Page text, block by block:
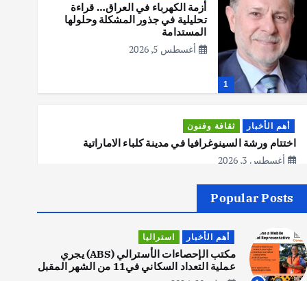
1
أزمة الكهرباء في العراق… قراءة
تحليلية في جذور المشكلة وحلولها
المستدامة
أغسطس 5, 2026
أهم الأخبار ثقافة وفنون
اختتام ورشة السينوغرافيا في مدينة كلباء الاماراتية
أغسطس 3, 2026
أهم الأخبار جاليات غير مصنف
قصة نجاح العراقي عمر الشمري الذي
اصبح بطلاً لأستراليا بلعبة كمال
الاجسام
يوليو 30, 2026
Popular Posts
أهم الأخبار استراليا
مكتب الإحصاءات الأسترالي (ABS) يجري
عملية التعداد السكاني في11 من الشهر المقبل